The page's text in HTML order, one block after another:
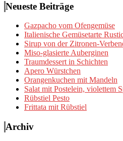
Neueste Beiträge
Gazpacho vom Ofengemüse
Italienische Gemüsetarte
Sirup von der Zitronen-
Miso-glasierte Auberginen
Traumdessert in Schichten
Apero Würstchen
Orangenkuchen mit Mandeln
Salat mit Postelein, violettem
Rübstiel Pesto
Frittata mit Rübstiel
Archiv